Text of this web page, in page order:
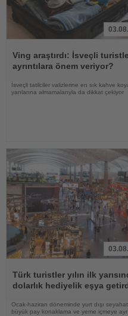
Oku
Ving araştırdı: İsveçli
ayrıntılara önem veriyor?
İsveçli tatilciler valizlerine en sık kahve
yanlarına almamalarıyla da dikkat çekiyor
Oku
Türk turistler yılın ilk
dolarlık hediyelik eşya
Ocak-haziran döneminde yurt dışı
büyük pay konaklama ve yeme içmeye